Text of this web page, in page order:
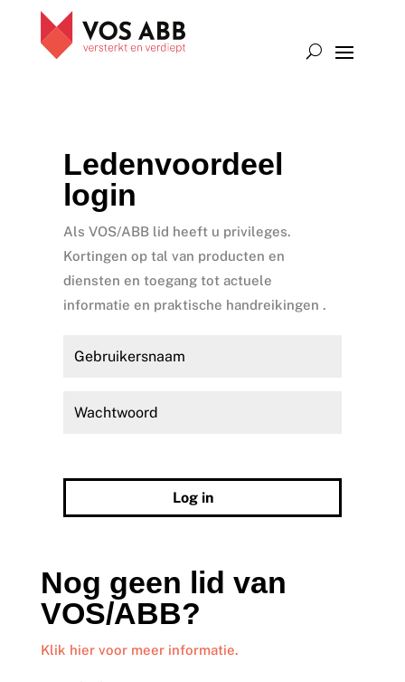
Ledenvoordeel
login
Als VOS/ABB lid heeft u privileges.
Kortingen op tal van producten en
diensten en toegang tot actuele
informatie en praktische handreikingen .
Log in
Nog geen lid van
VOS/ABB?
Klik hier voor meer informatie.